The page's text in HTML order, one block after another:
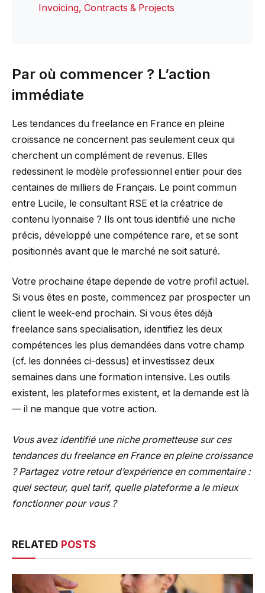
Invoicing, Contracts & Projects
Par où commencer ? L’action
immédiate
Les tendances du freelance en France en pleine
croissance ne concernent pas seulement ceux qui
cherchent un complément de revenus. Elles
redessinent le modèle professionnel entier pour des
centaines de milliers de Français. Le point commun
entre Lucile, le consultant RSE et la créatrice de
contenu lyonnaise ? Ils ont tous identifié une niche
précis, développé une compétence rare, et se sont
positionnés avant que le marché ne soit saturé.
Votre prochaine étape depende de votre profil actuel.
Si vous êtes en poste, commencez par prospecter un
client le week-end prochain. Si vous êtes déjà
freelance sans specialisation, identifiez les deux
compétences les plus demandées dans votre champ
(cf. les données ci-dessus) et investissez deux
semaines dans une formation intensive. Les outils
existent, les plateformes existent, et la demande est là
— il ne manque que votre action.
Vous avez identifié une niche prometteuse sur ces
tendances du freelance en France en pleine croissance
? Partagez votre retour d’expérience en commentaire :
quel secteur, quel tarif, quelle plateforme a le mieux
fonctionner pour vous ?
RELATED POSTS